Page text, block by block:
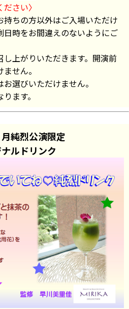
さい〉
ちの方以外はご入場いただけ
日時をお間違えのないようにご
上がりいただきます。開演前
せん。
選びいただけません。
ます。
純烈公演限定
ルドリンク